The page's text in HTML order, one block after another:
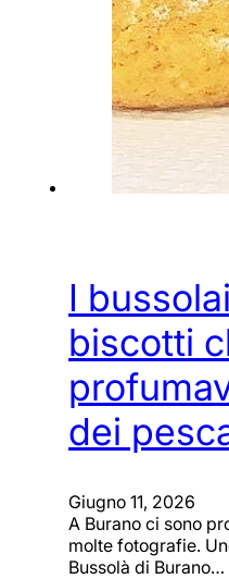
I
biscotti
dei
Giugno 11, 2026
A Burano ci sono
molte fotografie.
Bussolà di Burano…